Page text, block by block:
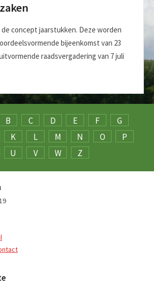
concept jaarstukken. Deze worden
bijeenkomst van 23
raadsvergadering van 7 juli
B C D E F
G
K L M N O
P
U V W Z